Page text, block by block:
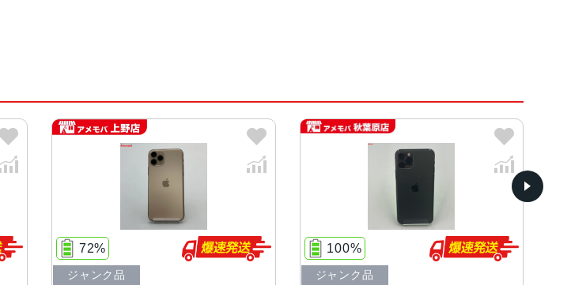
シルバー、ゴールド、ミッドナイトグリーン、スペースグレイ
64GB、256GB、512GB
144.0×71.4×8.1mm ・188g
5.8 インチSuper Retina XDRディスプレイ(2,436 x 1,125ピクセル解像度）
1,200万画素
72%
ジャンク品
100%
ジャンク品